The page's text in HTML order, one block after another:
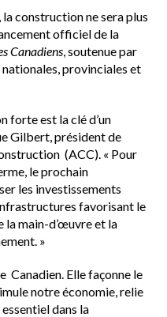
construction ne sera plus
officiel de la
Canadiens , soutenue par
provinciales et
forte est la clé d’un
Gilbert, président de
(ACC). « Pour
le prochain
les investissements
favorisant le
la main-d’œuvre et la
»
Canadien. Elle façonne le
notre économie, relie
dans la